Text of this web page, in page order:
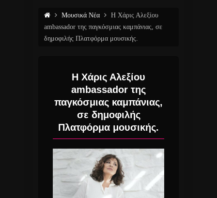
Μουσικά Νέα
Η Χάρις Αλεξίου
ambassador της παγκόσμιας καμπάνιας, σε
δημοφιλής Πλατφόρμα μουσικής.
Η Χάρις Αλεξίου
ambassador της
παγκόσμιας καμπάνιας,
σε δημοφιλής
Πλατφόρμα μουσικής.